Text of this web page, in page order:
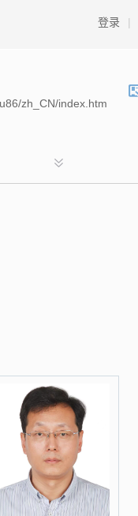
登录 |
zh_CN/index.htm